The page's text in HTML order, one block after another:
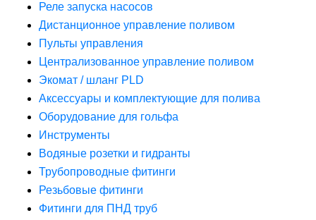
Реле запуска насосов
Дистанционное управление поливом
Пульты управления
Централизованное управление поливом
Экомат / шланг PLD
Аксессуары и комплектующие для полива
Оборудование для гольфа
Инструменты
Водяные розетки и гидранты
Трубопроводные фитинги
Резьбовые фитинги
Фитинги для ПНД труб